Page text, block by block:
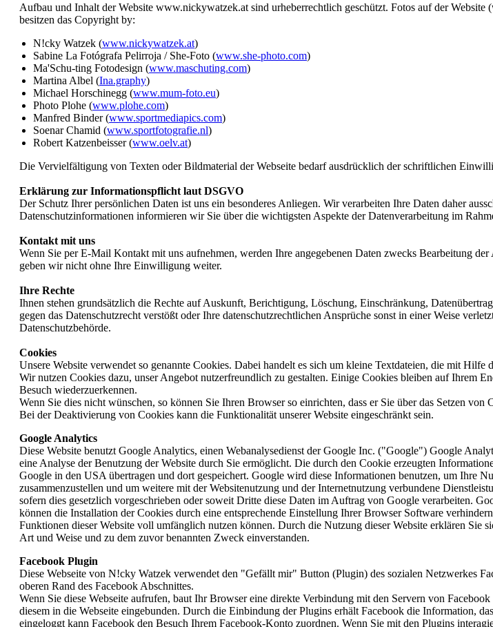
Aufbau und Inhalt der Website www.nickywatzek.at sind urheberrechtlich geschützt. Fotos auf der
besitzen das Copyright by:
N!cky Watzek (www.nickywatzek.at)
Sabine La Fotógrafa Pelirroja / She-Foto (www.she-photo.com)
Ma'Schu-ting Fotodesign (www.maschuting.com)
Martina Albel (Ina.graphy)
Michael Horschinegg (www.mum-foto.eu)
Photo Plohe (www.plohe.com)
Manfred Binder (www.sportmediapics.com)
Soenar Chamid (www.sportfotografie.nl)
Robert Katzenbeisser (www.oelv.at)
Die Vervielfältigung von Texten oder Bildmaterial der Webseite bedarf ausdrücklich der schriftlichen
Erklärung zur Informationspflicht laut DSGVO
Der Schutz Ihrer persönlichen Daten ist uns ein besonderes Anliegen. Wir verarbeiten Ihre Daten daher
Datenschutzinformationen informieren wir Sie über die wichtigsten Aspekte der Datenverarbeitung im
Kontakt mit uns
Wenn Sie per E-Mail Kontakt mit uns aufnehmen, werden Ihre angegebenen Daten zwecks Bearbeitung
geben wir nicht ohne Ihre Einwilligung weiter.
Ihre Rechte
Ihnen stehen grundsätzlich die Rechte auf Auskunft, Berichtigung, Löschung, Einschränkung,
gegen das Datenschutzrecht verstößt oder Ihre datenschutzrechtlichen Ansprüche sonst in einer Weise
Datenschutzbehörde.
Cookies
Unsere Website verwendet so genannte Cookies. Dabei handelt es sich um kleine Textdateien, die mit
Wir nutzen Cookies dazu, unser Angebot nutzerfreundlich zu gestalten. Einige Cookies bleiben auf Ihrem
Besuch wiederzuerkennen.
Wenn Sie dies nicht wünschen, so können Sie Ihren Browser so einrichten, dass er Sie über das Setzen
Bei der Deaktivierung von Cookies kann die Funktionalität unserer Website eingeschränkt sein.
Google Analytics
Diese Website benutzt Google Analytics, einen Webanalysedienst der Google Inc. ("Google") Google
eine Analyse der Benutzung der Website durch Sie ermöglicht. Die durch den Cookie erzeugten
Google in den USA übertragen und dort gespeichert. Google wird diese Informationen benutzen, um Ihre
zusammenzustellen und um weitere mit der Websitenutzung und der Internetnutzung verbundene
sofern dies gesetzlich vorgeschrieben oder soweit Dritte diese Daten im Auftrag von Google verarbeiten.
können die Installation der Cookies durch eine entsprechende Einstellung Ihrer Browser Software
Funktionen dieser Website voll umfänglich nutzen können. Durch die Nutzung dieser Website erklären Sie
Art und Weise und zu dem zuvor benannten Zweck einverstanden.
Facebook Plugin
Diese Webseite von N!cky Watzek verwendet den "Gefällt mir" Button (Plugin) des sozialen Netzwerkes
oberen Rand des Facebook Abschnittes.
Wenn Sie diese Webseite aufrufen, baut Ihr Browser eine direkte Verbindung mit den Servern von
diesem in die Webseite eingebunden. Durch die Einbindung der Plugins erhält Facebook die Information,
eingeloggt kann Facebook den Besuch Ihrem Facebook-Konto zuordnen. Wenn Sie mit den Plugins